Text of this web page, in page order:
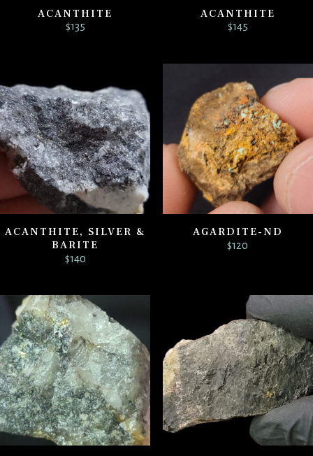
ACANTHITE
$135
ACANTHITE
$145
ACANTHITE, SILVER &
BARITE
$140
AGARDITE-ND
$120